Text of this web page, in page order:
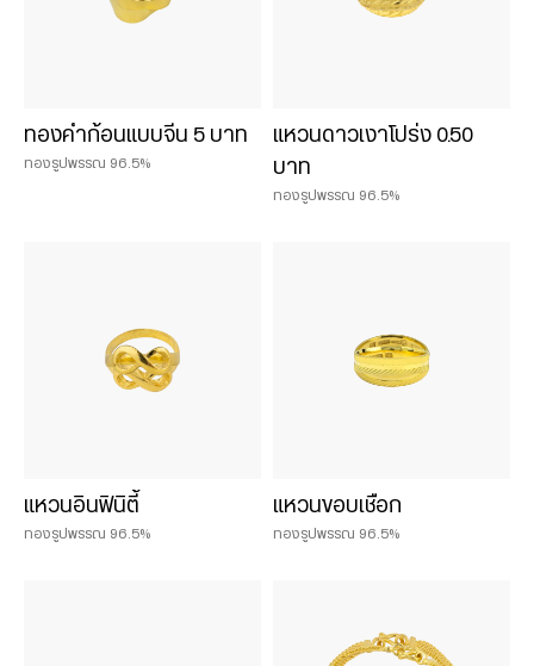
0.075 บาท
0.125 บาท
ทองคำก้อนแบบจีน 5 บาท
ทองรูปพรรณ 96.5%
แหวนดาวเงาโปร่ง 0.50
บาท
ทองรูปพรรณ 96.5%
แหวนอินฟินิตี้
ทองรูปพรรณ 96.5%
แหวนขอบเชือก
ทองรูปพรรณ 96.5%